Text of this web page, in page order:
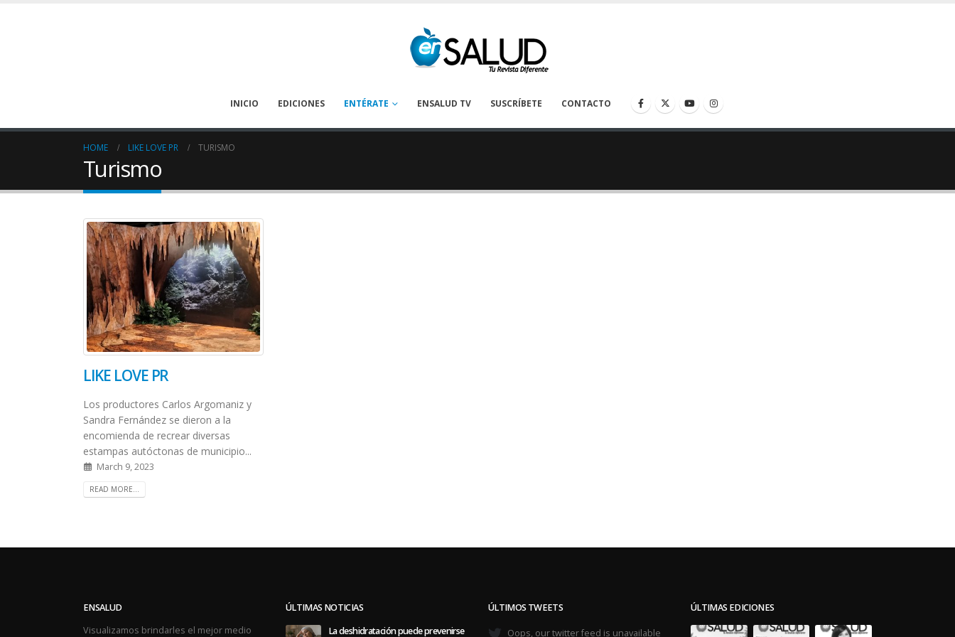
INICIO EDICIONES ENTÉRATE ENSALUD TV SUSCRÍBETE CONTACTO
HOME LIKE LOVE PR TURISMO
Turismo
LIKE LOVE PR
Los productores Carlos Argomaniz y
Sandra Fernández se dieron a la
encomienda de recrear diversas
estampas autóctonas de municipio...
March 9, 2023
READ MORE...
ENSALUD
Visualizamos brindarles el mejor medio
ÚLTIMAS NOTICIAS
La deshidratación puede prevenirse
ÚLTIMOS TWEETS
Oops, our twitter feed is unavailable
ÚLTIMAS EDICIONES